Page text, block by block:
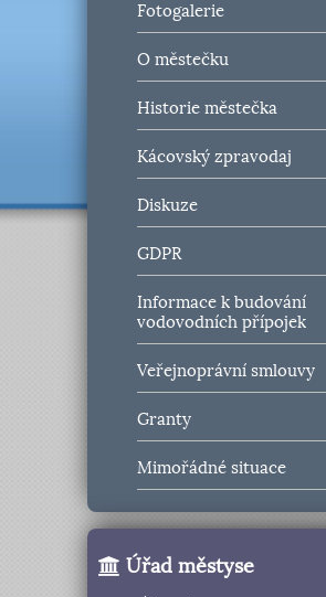
Fotogalerie
O městečku
Historie městečka
Kácovský zpravodaj
Diskuze
GDPR
Informace k budování
vodovodních přípojek
Veřejnoprávní smlouvy
Granty
Mimořádné situace
Úřad městyse